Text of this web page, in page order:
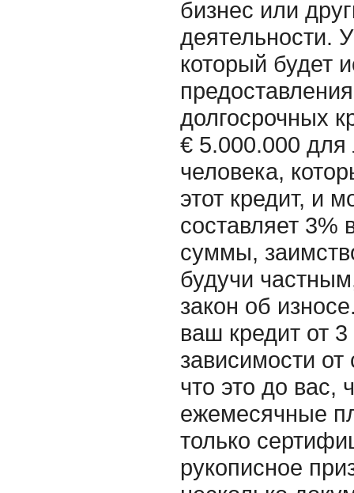
бизнес или
деятельности.
который будет
долгосрочных
€ 5.000.000 для
человека,
этот кредит, и
составляет 3%
суммы,
будучи
закон об
ваш кредит от
зависимости
что это до вас,
ежемесячные
только
рукописное